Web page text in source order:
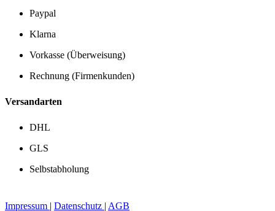
Paypal
Klarna
Vorkasse (Überweisung)
Rechnung (Firmenkunden)
Versandarten
DHL
GLS
Selbstabholung
Impressum | Datenschutz | AGB